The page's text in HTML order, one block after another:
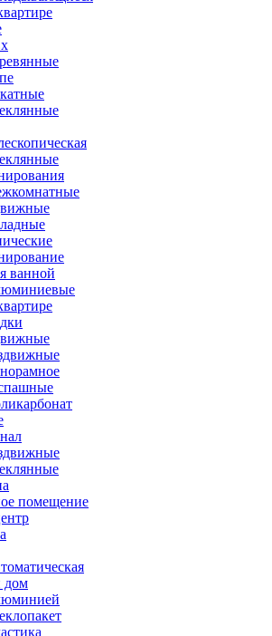
ванной
помещение
дом